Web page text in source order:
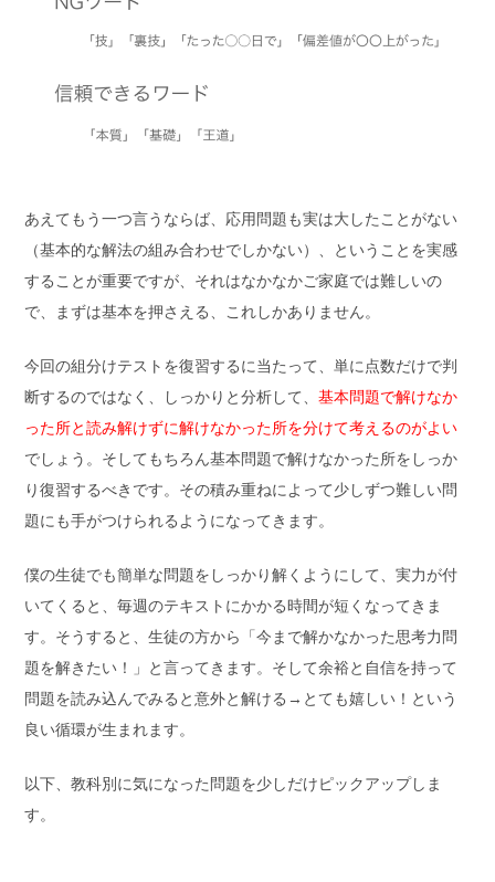
あえてもう一つ言うならば、応用問題も実は大したことがない
（基本的な解法の組み合わせでしかない）、ということを実感
することが重要ですが、それはなかなかご家庭では難しいの
で、まずは基本を押さえる、これしかありません。
今回の組分けテストを復習するに当たって、単に点数だけで判
断するのではなく、しっかりと分析して、 基本問題で解けなか
った所と読み解けずに解けなかった所を分けて考えるのがよい
でしょう。そしてもちろん基本問題で解けなかった所をしっか
り復習するべきです。その積み重ねによって少しずつ難しい問
題にも手がつけられるようになってきます。
僕の生徒でも簡単な問題をしっかり解くようにして、実力が付
いてくると、毎週のテキストにかかる時間が短くなってきま
す。そうすると、生徒の方から「今まで解かなかった思考力問
題を解きたい！」と言ってきます。そして余裕と自信を持って
問題を読み込んでみると意外と解ける→とても嬉しい！という
良い循環が生まれます。
以下、教科別に気になった問題を少しだけピックアップしま
す。